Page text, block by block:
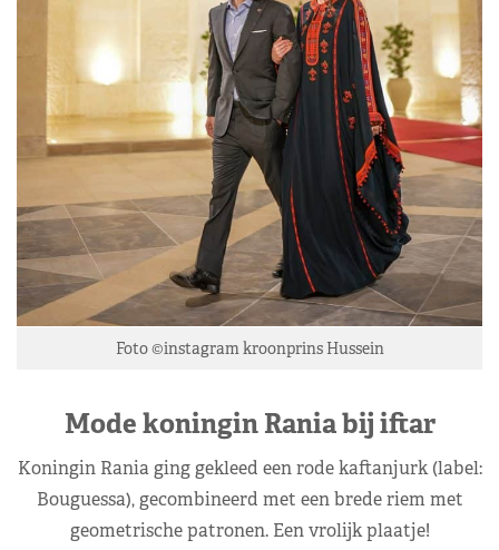
Foto ©instagram kroonprins Hussein
Mode koningin Rania bij iftar
Koningin Rania ging gekleed een rode kaftanjurk (label:
Bouguessa), gecombineerd met een brede riem met
geometrische patronen. Een vrolijk plaatje!